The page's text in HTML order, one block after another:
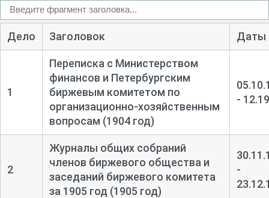
Дело Заголовок Даты
1
Переписка с Министерством
финансов и Петербургским
биржевым комитетом по
организационно-хозяйственным
вопросам (1904 год)
-
2
Журналы общих собраний
членов биржевого общества и
заседаний биржевого комитета
за 1905 год (1905 год)
-